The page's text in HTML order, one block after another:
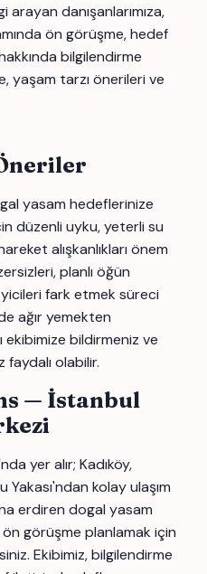
danışanlarımıza,
ön görüşme, hedef
bilgilendirme
yaşam tarzı önerileri ve
yasam hedeflerinize
düzenli uyku, yeterli su
alışkanlıkları önem
planlı öğün
fark etmek süreci
ağır yemekten
ekibimize bildirmeniz ve
olabilir.
— İstanbul
yer alır; Kadıköy,
kolay ulaşım
erdiren dogal yasam
görüşme planlamak için
Ekibimiz, bilgilendirme